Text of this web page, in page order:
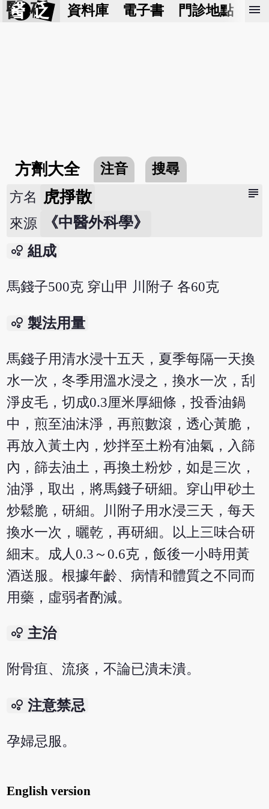
醫 砭 資料庫 電子書 門診地點 預
menu
方劑大全 注音 搜尋
subject
方名 虎掙散
來源 《中醫外科學》
bubble_chart 組成
馬錢子500克 穿山甲 川附子 各60克
bubble_chart 製法用量
馬錢子用清水浸十五天，夏季每隔一天換
水一次，冬季用溫水浸之，換水一次，刮
淨皮毛，切成0.3厘米厚細條，投香油鍋
中，煎至油沫淨，再煎數滾，透心黃脆，
再放入黃土內，炒拌至土粉有油氣，入篩
內，篩去油土，再換土粉炒，如是三次，
油淨，取出，將馬錢子研細。穿山甲砂土
炒鬆脆，研細。川附子用水浸三天，每天
換水一次，曬乾，再研細。以上三味合研
細末。成人0.3～0.6克，飯後一小時用黃
酒送服。根據年齡、病情和體質之不同而
用藥，虛弱者酌減。
bubble_chart 主治
附骨疽、流痰，不論已潰未潰。
bubble_chart 注意禁忌
孕婦忌服。
English version